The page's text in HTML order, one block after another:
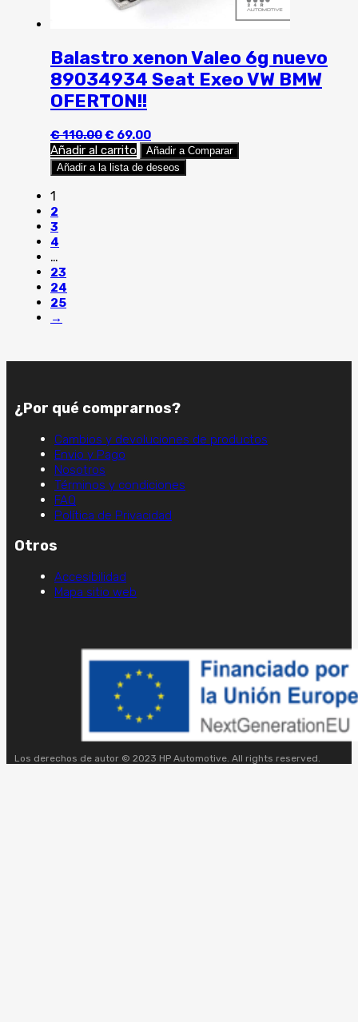
Balastro xenon Valeo 6g nuevo
89034934 Seat Exeo VW BMW
OFERTON!!
€110.00El
precio
original
era:
€ 69.00El
precio
actual
es:
Añadir al carrito
Añadir a Comparar
Añadir a la lista de deseos
1
2
3
4
…
23
24
25
→
¿Por qué comprarnos?
Cambios y devoluciones de productos
Envio y Pago
Nosotros
Términos y condiciones
FAQ
Política de Privacidad
Otros
Accesibilidad
Mapa sitio web
Los derechos de autor © 2023 HP Automotive. All rights reserved.